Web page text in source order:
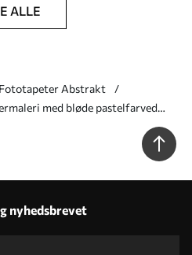
ALLE
Fototapeter Abstrakt
med bløde pastelfarvede
nyhedsbrevet